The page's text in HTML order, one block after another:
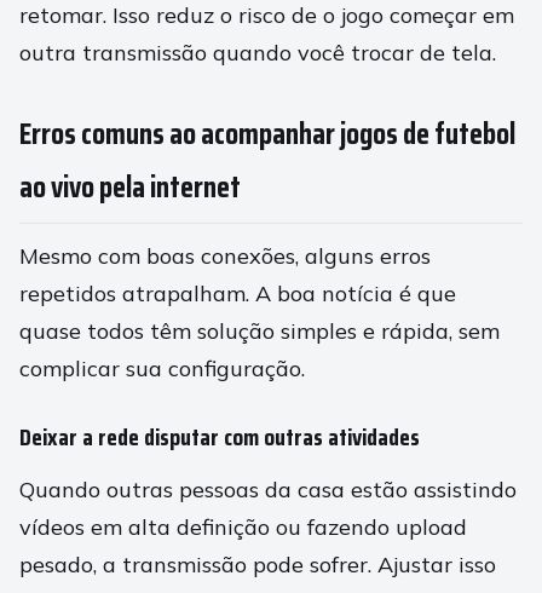
retomar. Isso reduz o risco de o jogo começar em
outra transmissão quando você trocar de tela.
Erros comuns ao acompanhar jogos de futebol
ao vivo pela internet
Mesmo com boas conexões, alguns erros
repetidos atrapalham. A boa notícia é que
quase todos têm solução simples e rápida, sem
complicar sua configuração.
Deixar a rede disputar com outras atividades
Quando outras pessoas da casa estão assistindo
vídeos em alta definição ou fazendo upload
pesado, a transmissão pode sofrer. Ajustar isso